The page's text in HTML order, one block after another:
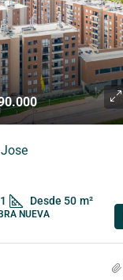
1 Desde 50 m²
NUEVA